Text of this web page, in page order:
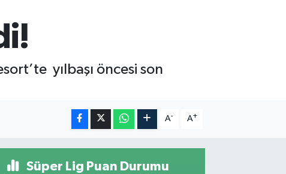
yılbaşı öncesi son
A- A+
Süper Lig Puan Durumu